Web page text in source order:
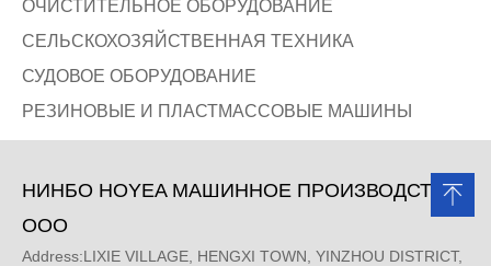
ОЧИСТИТЕЛЬНОЕ ОБОРУДОВАНИЕ
СЕЛЬСКОХОЗЯЙСТВЕННАЯ ТЕХНИКА
СУДОВОЕ ОБОРУДОВАНИЕ
РЕЗИНОВЫЕ И ПЛАСТМАССОВЫЕ МАШИНЫ
НИНБО HOYEA МАШИННОЕ ПРОИЗВОДСТВО,
ООО
Address:LIXIE VILLAGE, HENGXI TOWN, YINZHOU DISTRICT,